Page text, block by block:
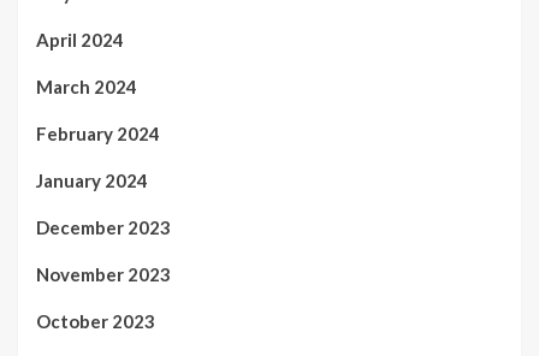
April 2024
March 2024
February 2024
January 2024
December 2023
November 2023
October 2023